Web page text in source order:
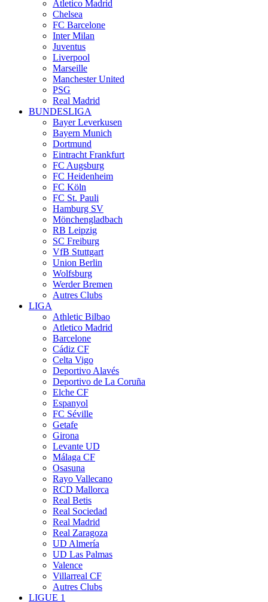
Atletico Madrid
Chelsea
FC Barcelone
Inter Milan
Juventus
Liverpool
Marseille
Manchester United
PSG
Real Madrid
BUNDESLIGA
Bayer Leverkusen
Bayern Munich
Dortmund
Eintracht Frankfurt
FC Augsburg
FC Heidenheim
FC Köln
FC St. Pauli
Hamburg SV
Mönchengladbach
RB Leipzig
SC Freiburg
VfB Stuttgart
Union Berlin
Wolfsburg
Werder Bremen
Autres Clubs
LIGA
Athletic Bilbao
Atletico Madrid
Barcelone
Cádiz CF
Celta Vigo
Deportivo Alavés
Deportivo de La Coruña
Elche CF
Espanyol
FC Séville
Getafe
Girona
Levante UD
Málaga CF
Osasuna
Rayo Vallecano
RCD Mallorca
Real Betis
Real Sociedad
Real Madrid
Real Zaragoza
UD Almería
UD Las Palmas
Valence
Villarreal CF
Autres Clubs
LIGUE 1